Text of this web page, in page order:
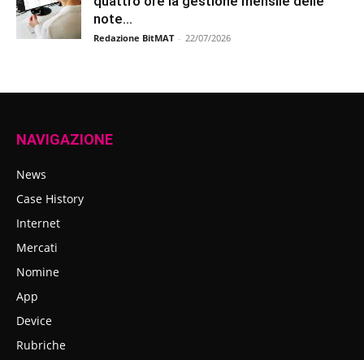
note...
Redazione BitMAT - 22/07/2026
NAVIGAZIONE
News
Case History
Internet
Mercati
Nomine
App
Device
Rubriche